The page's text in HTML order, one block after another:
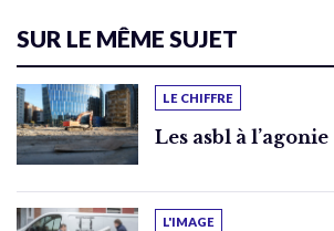
SUR LE MÊME SUJET
LE CHIFFRE
Les asbl à l’agonie
L'IMAGE